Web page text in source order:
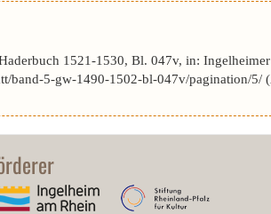
1521-1530, Bl. 047v, in:
band-5-gw-1490-1502-bl-047v/pagination/5/